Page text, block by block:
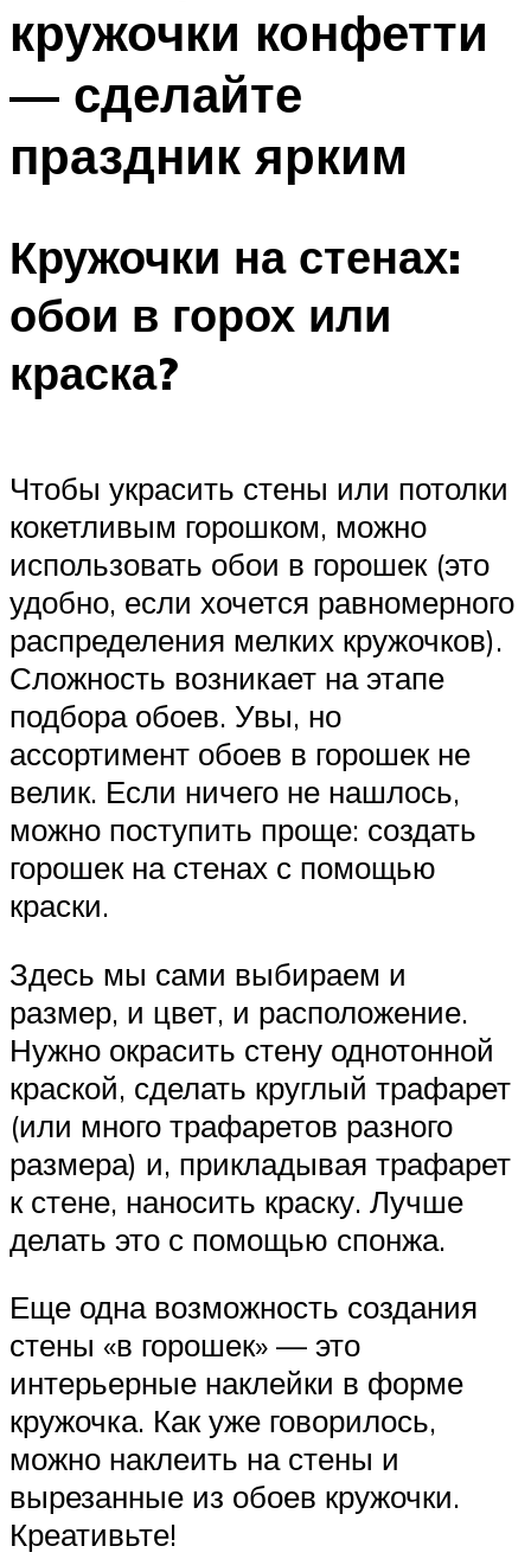
Меню
кружочки конфетти
— сделайте
праздник ярким
Кружочки на стенах:
обои в горох или
краска?
Чтобы украсить стены или потолки
кокетливым горошком, можно
использовать обои в горошек (это
удобно, если хочется равномерного
распределения мелких кружочков).
Сложность возникает на этапе
подбора обоев. Увы, но
ассортимент обоев в горошек не
велик. Если ничего не нашлось,
можно поступить проще: создать
горошек на стенах с помощью
краски.
Здесь мы сами выбираем и
размер, и цвет, и расположение.
Нужно окрасить стену однотонной
краской, сделать круглый трафарет
(или много трафаретов разного
размера) и, прикладывая трафарет
к стене, наносить краску. Лучше
делать это с помощью спонжа.
Еще одна возможность создания
стены «в горошек» — это
интерьерные наклейки в форме
кружочка. Как уже говорилось,
можно наклеить на стены и
вырезанные из обоев кружочки.
Креативьте!